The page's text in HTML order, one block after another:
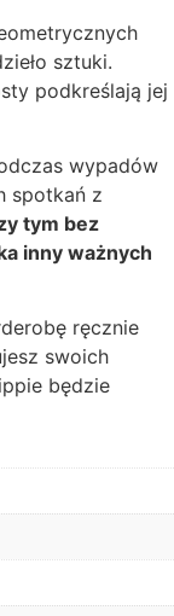
sztuki.
podkreślają jej
wypadów
spotkań z
tym bez
inny ważnych
ręcznie
swoich
będzie